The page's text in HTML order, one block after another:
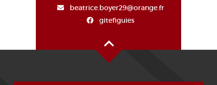
beatrice.boyer29@orange.fr
gitefiguies